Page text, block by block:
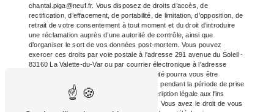
chantal.piga@neuf.fr. Vous disposez de droits d’accès, de
rectification, d’effacement, de portabilité, de limitation, d’opposition, de
retrait de votre consentement à tout moment et du droit d’introduire
une réclamation auprès d’une autorité de contrôle, ainsi que
d’organiser le sort de vos données post-mortem. Vous pouvez
exercer ces droits par voie postale à l'adresse 291 avenue du Soleil -
83160 La Valette-du-Var ou par courrier électronique à l'adresse
chantal.piga@neuf.fr. Un justificatif d'identité pourra vous être
demandé. Nous conservons vos données pendant la période de prise
de contact puis pendant la durée de prescription légale aux fins
probatoires et de gestion des contentieux. Vous avez le droit de vous